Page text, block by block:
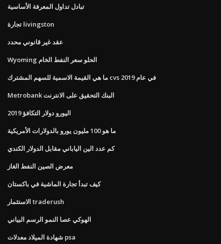
تبادل تداول المعرفة الأساسية
تجارة livingston
عقد غير قانوني محدد
Wyoming الحلو سعر النفط الخام
ما هي القيمة الاسمية للسهم المشترك cvs في عام 2019
Metrobank البنك التحقيق على الانترنت
اليورو دولار التكافؤ 2019
ما هو 100 مليون يورو بالدولارات الأمريكية
كم عدد الين الياباني مقابل الدولار الكندي
معرض الصين النفط الغاز
كيف تبدأ تجارة الماشية في باكستان
الاستثمار traderush
الهوكي عصا النمو الرسم البياني
شهادة الميلاد معدلات psa